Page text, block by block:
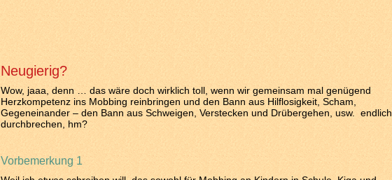
Neugierig?
Wow, jaaa, denn … das wäre doch wirklich toll, wenn wir gemeinsam mal genügend
Herzkompetenz ins Mobbing reinbringen und den Bann aus Hilflosigkeit, Scham,
Gegeneinander – den Bann aus Schweigen, Verstecken und Drübergehen, usw. endlich
durchbrechen, hm?
Vorbemerkung 1